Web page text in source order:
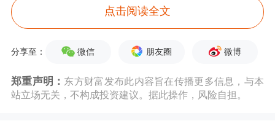
据伊朗方面6日消息，位于巴林的美国
海军第五舰队总部升起滚滚浓烟。
美国方面对此暂无回应。
点击阅读全文
分享至： 微信 朋友圈 微博
郑重声明： 东方财富发布此内容旨在传播更多信息，与本
站立场无关，不构成投资建议。据此操作，风险自担。